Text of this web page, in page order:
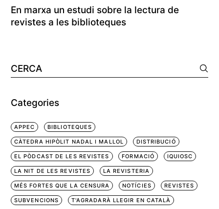
En marxa un estudi sobre la lectura de
revistes a les biblioteques
Cerca:
Categories
APPEC BIBLIOTEQUES
CÀTEDRA HIPÒLIT NADAL I MALLOL DISTRIBUCIÓ
EL PÒDCAST DE LES REVISTES FORMACIÓ IQUIOSC
LA NIT DE LES REVISTES LA REVISTERIA
MÉS FORTES QUE LA CENSURA NOTÍCIES REVISTES
SUBVENCIONS T'AGRADARÀ LLEGIR EN CATALÀ